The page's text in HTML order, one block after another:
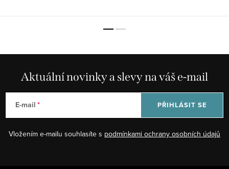
Aktuální novinky a slevy na váš e-mail
E-mail
Vložením e-mailu souhlasíte s podmínkami ochrany osobních údajů
PŘIHLÁSIT SE